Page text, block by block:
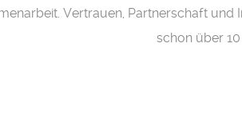
Vertrauen, Partnerschaft
schon über